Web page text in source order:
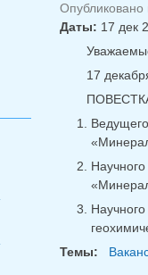
Опубликовано
Даты: 17 дек
17
Темы: